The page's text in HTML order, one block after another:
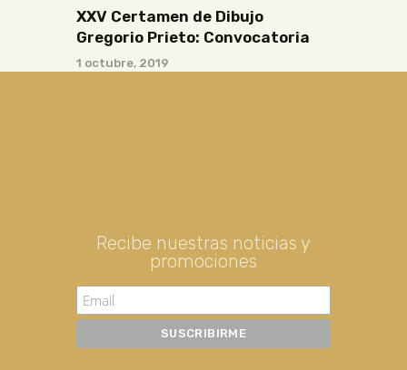
XXV Certamen de Dibujo
Gregorio Prieto: Convocatoria
1 octubre, 2019
Recibe nuestras noticias y
promociones